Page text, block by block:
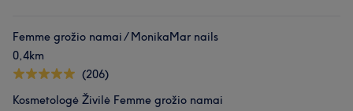
Femme grožio namai / MonikaMar nails
0,4km
(206)
Kosmetologė Živilė Femme grožio namai